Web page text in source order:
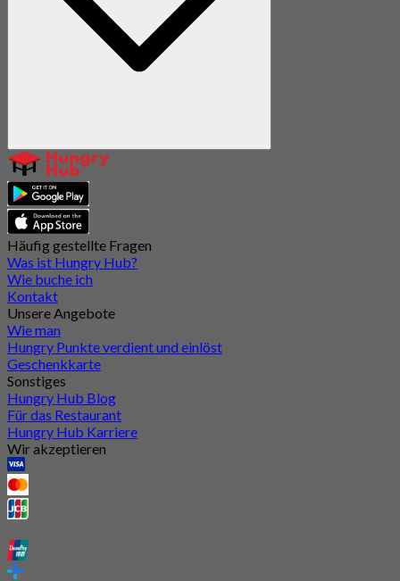
Häufig gestellte Fragen
Was ist Hungry Hub?
Wie buche ich
Kontakt
Unsere Angebote
Wie man
Hungry Punkte verdient und einlöst
Geschenkkarte
Sonstiges
Hungry Hub Blog
Für das Restaurant
Hungry Hub Karriere
Wir akzeptieren